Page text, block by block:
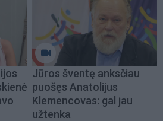
Jūros šventę anksčiau
puošęs Anatolijus
Klemencovas: gal jau
užtenka